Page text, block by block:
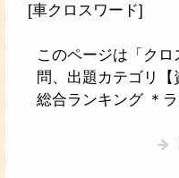
[車クロスワード]
このページは「ク
問、出題カテゴリ
総合ランキング ＊